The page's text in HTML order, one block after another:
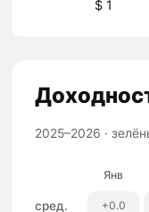
$ 1
2025–2026 ·
Янв
сред. +0.0